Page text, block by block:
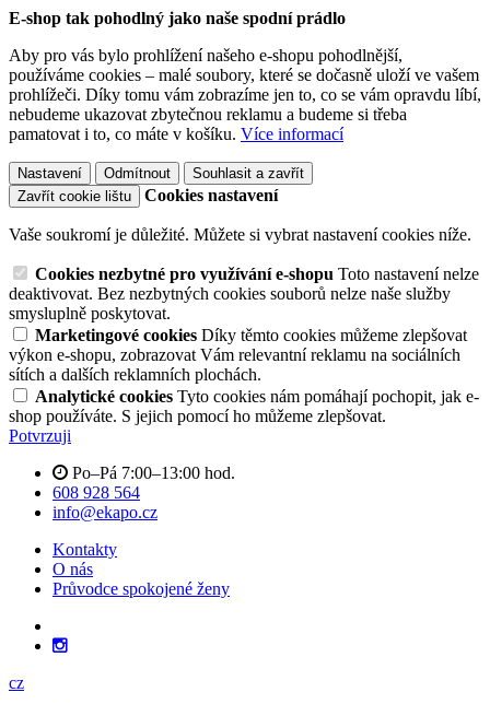
E-shop tak pohodlný jako naše spodní prádlo
Aby pro vás bylo prohlížení našeho e-shopu pohodlnější,
používáme cookies – malé soubory, které se dočasně uloží ve vašem
prohlížeči. Díky tomu vám zobrazíme jen to, co se vám opravdu líbí,
nebudeme ukazovat zbytečnou reklamu a budeme si třeba
pamatovat i to, co máte v košíku. Více informací
Nastavení Odmítnout
Souhlasit a zavřít
Zavřít cookie lištu
Cookies nastavení
Vaše soukromí je důležité. Můžete si vybrat nastavení cookies níže.
Cookies nezbytné pro využívání e-shopu Toto nastavení nelze
deaktivovat. Bez nezbytných cookies souborů nelze naše služby
smysluplně poskytovat.
Marketingové cookies Díky těmto cookies můžeme zlepšovat
výkon e-shopu, zobrazovat Vám relevantní reklamu na sociálních
sítích a dalších reklamních plochách.
Analytické cookies Tyto cookies nám pomáhají pochopit, jak e-
shop používáte. S jejich pomocí ho můžeme zlepšovat.
Potvrzuji
Po–Pá 7:00–13:00 hod.
608 928 564
info@ekapo.cz
Kontakty
O nás
Průvodce spokojené ženy
cz